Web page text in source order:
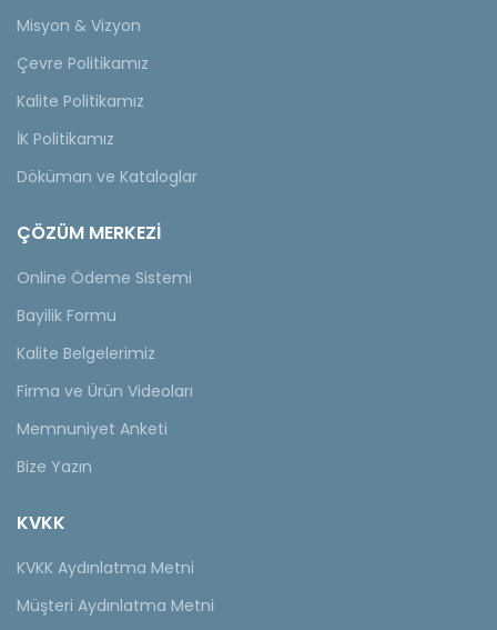
Misyon & Vizyon
Çevre Politikamız
Kalite Politikamız
İK Politikamız
Döküman ve Kataloglar
ÇÖZÜM MERKEZİ
Online Ödeme Sistemi
Bayilik Formu
Kalite Belgelerimiz
Firma ve Ürün Videoları
Memnuniyet Anketi
Bize Yazın
KVKK
KVKK Aydınlatma Metni
Müşteri Aydınlatma Metni